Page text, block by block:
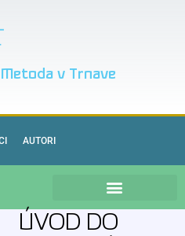
v Trnave
AUTORI
ÚVOD DO